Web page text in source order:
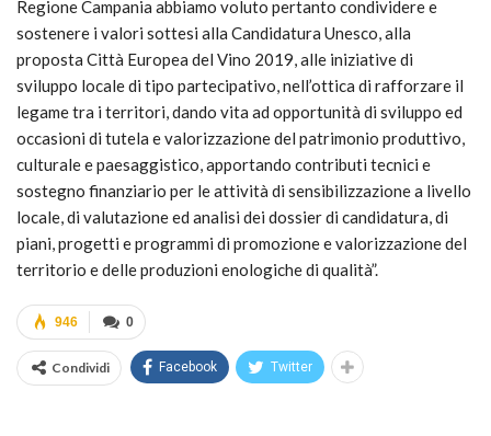
Regione Campania abbiamo voluto pertanto condividere e
sostenere i valori sottesi alla Candidatura Unesco, alla
proposta Città Europea del Vino 2019, alle iniziative di
sviluppo locale di tipo partecipativo, nell’ottica di rafforzare il
legame tra i territori, dando vita ad opportunità di sviluppo ed
occasioni di tutela e valorizzazione del patrimonio produttivo,
culturale e paesaggistico, apportando contributi tecnici e
sostegno finanziario per le attività di sensibilizzazione a livello
locale, di valutazione ed analisi dei dossier di candidatura, di
piani, progetti e programmi di promozione e valorizzazione del
territorio e delle produzioni enologiche di qualità”.
0
946
Condividi Facebook Twitter